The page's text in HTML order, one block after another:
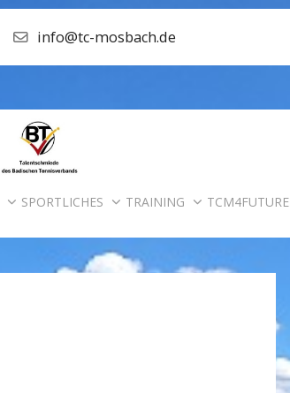
info@tc-mosbach.de
SPORTLICHES TRAINING TCM4FUTURE